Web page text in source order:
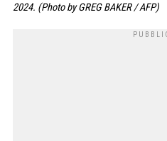
2024. (Photo by GREG BAKER / AFP)